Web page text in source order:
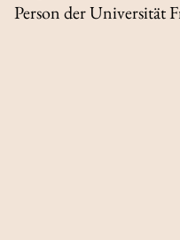
Person der Universität